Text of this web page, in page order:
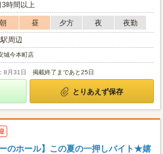
時間以上
朝 昼 夕方 夜
夜勤
周辺
城今本町店
8月31日 掲載終了まであと25日
とりあえず保存
ーのホール】この夏の一押しバイト★嬉